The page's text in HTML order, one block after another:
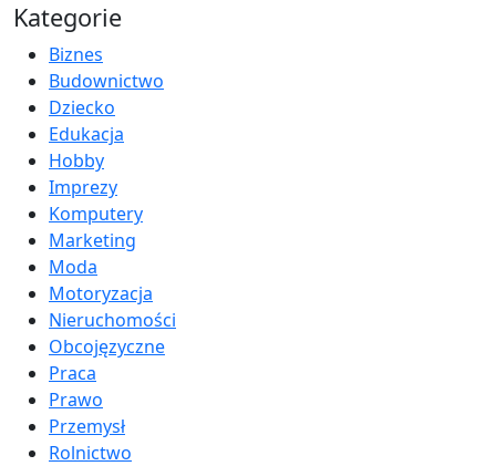
Kategorie
Biznes
Budownictwo
Dziecko
Edukacja
Hobby
Imprezy
Komputery
Marketing
Moda
Motoryzacja
Nieruchomości
Obcojęzyczne
Praca
Prawo
Przemysł
Rolnictwo